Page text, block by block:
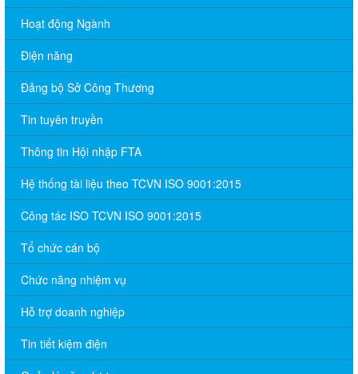
Hoạt động Ngành
Điện năng
Đảng bộ Sở Công Thương
Tin tuyên truyền
Thông tin Hội nhập FTA
Hệ thống tài liệu theo TCVN ISO 9001:2015
Công tác ISO TCVN ISO 9001:2015
Tổ chức cán bộ
Chức năng nhiệm vụ
Hỗ trợ doanh nghiệp
Tin tiết kiệm điện